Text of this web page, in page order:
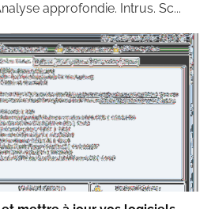
approfondie. Intrus. Sc...